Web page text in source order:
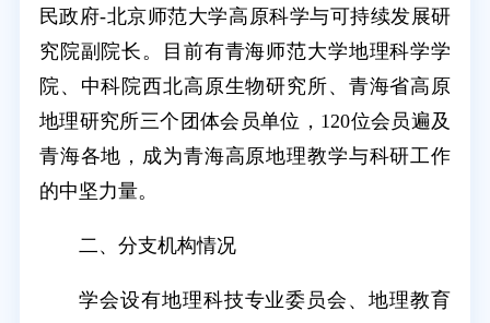
民政府-北京师范大学高原科学与可持续发展研
究院副院长。目前有青海师范大学地理科学学
院、中科院西北高原生物研究所、青海省高原
地理研究所三个团体会员单位，120位会员遍及
青海各地，成为青海高原地理教学与科研工作
的中坚力量。
二、分支机构情况
学会设有地理科技专业委员会、地理教育